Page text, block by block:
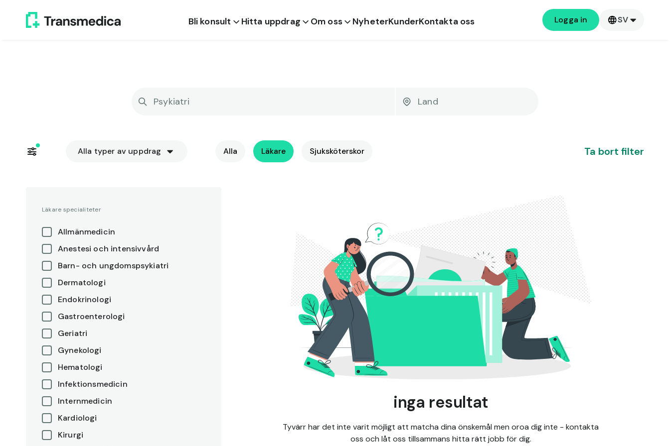
Bli konsult Hitta uppdrag Om oss NyheterKunderKontakta oss Logga in SV
Alla typer av uppdrag Alla Läkare Sjuksköterskor Ta bort filter
Läkare specialiteter
Allmänmedicin
Anestesi och intensivvård
Barn- och ungdomspsykiatri
Dermatologi
Endokrinologi
Gastroenterologi
Geriatri
Gynekologi
Hematologi
Infektionsmedicin
Internmedicin
Kardiologi
Kirurgi
inga resultat
Tyvärr har det inte varit möjligt att matcha dina önskemål men oroa dig inte - kontakta
oss och låt oss tillsammans hitta rätt jobb för dig.